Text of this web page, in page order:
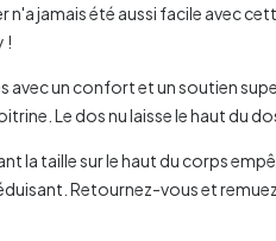
jamais été aussi facile avec
!
avec un confort et un soutien
Le dos nu laisse le haut du
la taille sur le haut du corps
Retournez-vous et